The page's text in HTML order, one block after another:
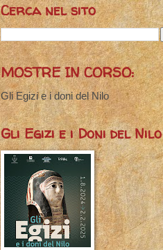
Cerca nel sito
MOSTRE IN CORSO:
Gli Egizi e i doni del Nilo
Gli Egizi e i Doni del Nilo